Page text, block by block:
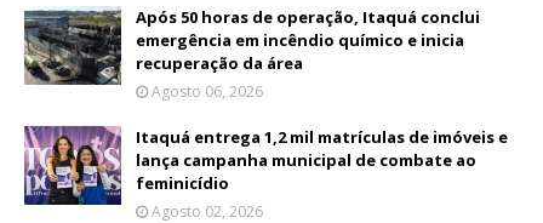
Após 50 horas de operação, Itaquá conclui
emergência em incêndio químico e inicia
recuperação da área
Agosto 06, 2026
Itaquá entrega 1,2 mil matrículas de imóveis e
lança campanha municipal de combate ao
feminicídio
Agosto 02, 2026